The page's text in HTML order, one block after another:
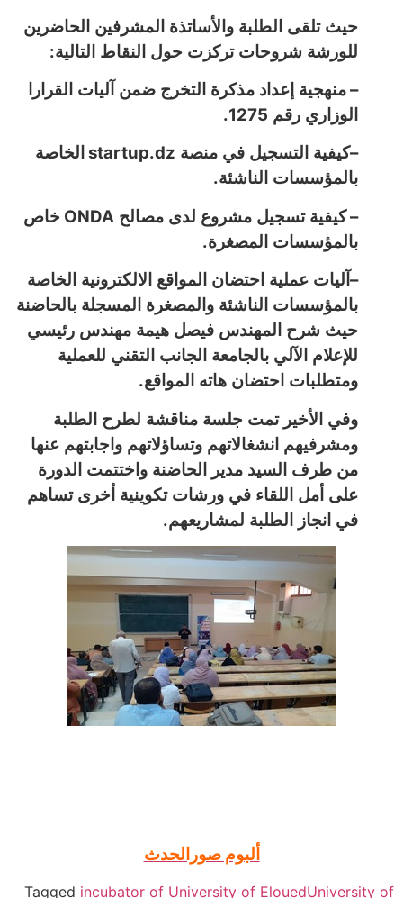
حيث تلقى الطلبة والأساتذة المشرفين الحاضرين
للورشة شروحات تركزت حول النقاط التالية:
–منهجية إعداد مذكرة التخرج ضمن آليات القرارا
الوزاري رقم 1275.
–كيفية التسجيل في منصة startup.dz الخاصة
بالمؤسسات الناشئة.
–كيفية تسجيل مشروع لدى مصالح ONDA خاص
بالمؤسسات المصغرة.
– آليات عملية احتضان المواقع الالكترونية الخاصة
بالمؤسسات الناشئة والمصغرة المسجلة بالحاضنة
حيث شرح المهندس فيصل هيمة مهندس رئيسي
للإعلام الآلي بالجامعة الجانب التقني للعملية
ومتطلبات احتضان هاته المواقع.
وفي الأخير تمت جلسة مناقشة لطرح الطلبة
ومشرفيهم انشغالاتهم وتساؤلاتهم واجابتهم عنها
من طرف السيد مدير الحاضنة واختتمت الدورة
على أمل اللقاء في ورشات تكوينية أخرى تساهم
في انجاز الطلبة لمشاريعهم.
ألبوم صورالحدث
Tagged incubator of University of ElouedUniversity of